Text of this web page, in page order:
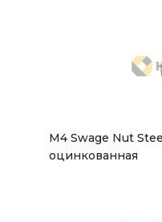
M4 Swage Nut
оцинкованная